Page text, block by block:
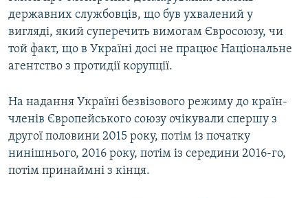
державних службовців, що був ухвалений у
вигляді, який суперечить вимогам Євросоюзу, чи
той факт, що в Україні досі не працює Національне
агентство з протидії корупції.
На надання Україні безвізового режиму до країн-
членів Європейського союзу очікували спершу з
другої половини 2015 року, потім із початку
нинішнього, 2016 року, потім із середини 2016-го,
потім принаймні з кінця.